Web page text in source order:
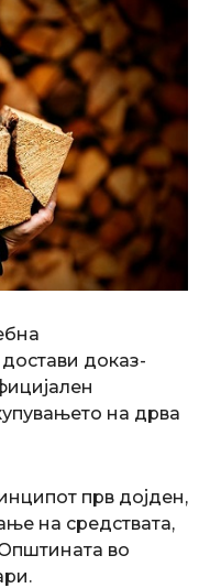
доказ-
на дрва
прв дојден,
на средствата,
во